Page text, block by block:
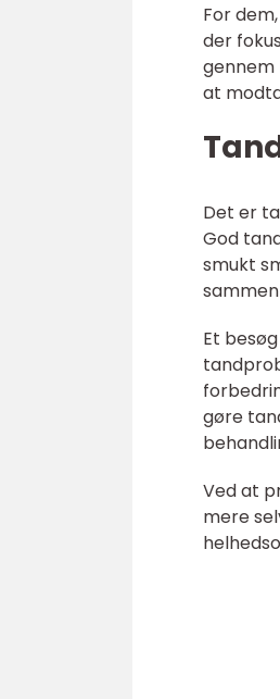
For
der
gennem
at
Det er
God
smukt
Et
gøre
Ved at
mere